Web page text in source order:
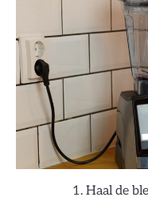
Haal de